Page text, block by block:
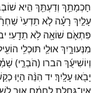
חָכְמָתֵ֥ךְ וְדַעְתֵּ֖ךְ הִ֣יא
עָלַ֣יִךְ רָעָ֗ה לֹ֤א תֵדְעִי֙
פִּתְאֹ֛ם שׁוֹאָ֖ה לֹ֥א תֵדָֽעִי׃
מִנְּעוּרָ֑יִךְאוּלַ֛י תּוּכְלִ֥י
וְיוֹשִׁיעֻ֜ךְ הברו (הֹבְרֵ֣י)
יָבֹ֖אוּעָלָֽיִךְ׃ יד הִנֵּ֨ה הָי֤וּ